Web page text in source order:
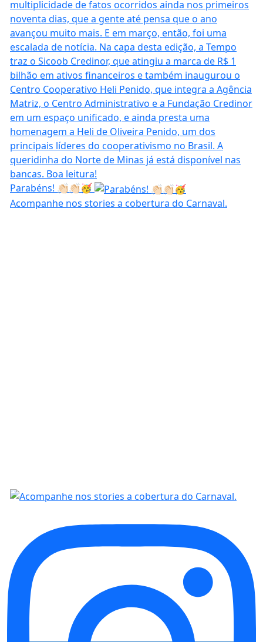
Parabéns! 👏🏻👏🏻🥳
Acompanhe nos stories a cobertura do Carnaval.